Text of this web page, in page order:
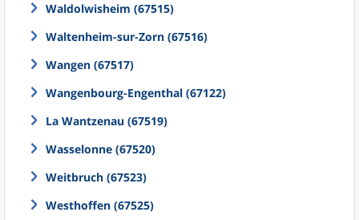
Waldolwisheim (67515)
Waltenheim-sur-Zorn (67516)
Wangen (67517)
Wangenbourg-Engenthal (67122)
La Wantzenau (67519)
Wasselonne (67520)
Weitbruch (67523)
Westhoffen (67525)